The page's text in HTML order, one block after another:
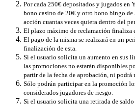
Por cada 250€ depositados y jugados en
bono casino de 20€ y otro bono bingo de
acción cuantas veces quiera dentro del
El plazo máximo de reclamación finaliza
El pago de la misma se realizará en un
finalización de esta.
Si el usuario solicita un aumento en sus
las promociones no estarán disponibles
partir de la fecha de aprobación, ni
Sólo podrán participar en la promoción
considerados jugadores de riesgo.
Si el usuario solicita una retirada de